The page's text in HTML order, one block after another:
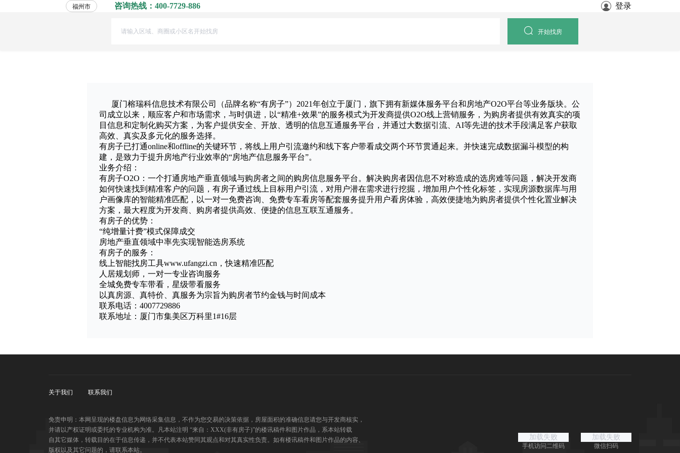
福州市 咨询热线：400-7729-886 登录
开始找房
厦门榕瑞科信息技术有限公司（品牌名称“有房子”）2021年创立于厦门，旗下拥有新媒体服务平台和房地产O2O平台等业务版块。公
司成立以来，顺应客户和市场需求，与时俱进，以“精准+效果”的服务模式为开发商提供O2O线上营销服务，为购房者提供有效真实的项
目信息和定制化购买方案，为客户提供安全、开放、透明的信息互通服务平台，并通过大数据引流、AI等先进的技术手段满足客户获取
高效、真实及多元化的服务选择。
有房子已打通online和offline的关键环节，将线上用户引流邀约和线下客户带看成交两个环节贯通起来。并快速完成数据漏斗模型的构
建，是致力于提升房地产行业效率的“房地产信息服务平台”。
业务介绍：
有房子O2O：一个打通房地产垂直领域与购房者之间的购房信息服务平台。解决购房者因信息不对称造成的选房难等问题，解决开发商
如何快速找到精准客户的问题，有房子通过线上目标用户引流，对用户潜在需求进行挖掘，增加用户个性化标签，实现房源数据库与用
户画像库的智能精准匹配，以一对一免费咨询、免费专车看房等配套服务提升用户看房体验，高效便捷地为购房者提供个性化置业解决
方案，最大程度为开发商、购房者提供高效、便捷的信息互联互通服务。
有房子的优势：
“纯增量计费”模式保障成交
房地产垂直领域中率先实现智能选房系统
有房子的服务：
线上智能找房工具www.ufangzi.cn，快速精准匹配
人居规划师，一对一专业咨询服务
全城免费专车带看，星级带看服务
以真房源、真特价、真服务为宗旨为购房者节约金钱与时间成本
联系电话：4007729886
联系地址：厦门市集美区万科里1#16层
关于我们 联系我们
免责申明：本网呈现的楼盘信息为网络采集信息，不作为您交易的决策依据，房屋面积的准确信息请您与开发商核实，
并请以产权证明或委托的专业机构为准。凡本站注明 “来自：XXX(非有房子)”的楼讯稿件和图片作品，系本站转载
自其它媒体，转载目的在于信息传递，并不代表本站赞同其观点和对其真实性负责。如有楼讯稿件和图片作品的内容、
加载失败
手机访问二维码
加载失败
微信扫码